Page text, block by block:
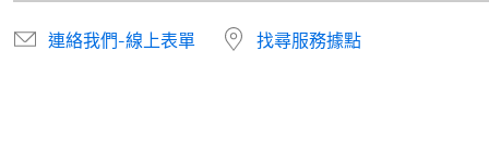
連絡我們-線上表單 找尋服務據點